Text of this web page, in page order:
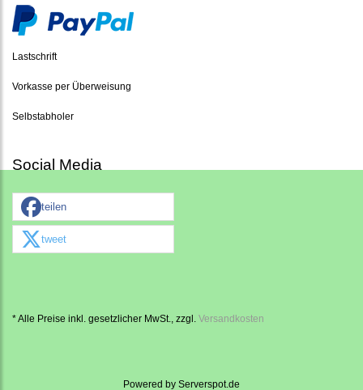
Lastschrift
Vorkasse per Überweisung
Selbstabholer
Social Media
teilen
tweet
* Alle Preise inkl. gesetzlicher MwSt., zzgl. Versandkosten
Powered by Serverspot.de